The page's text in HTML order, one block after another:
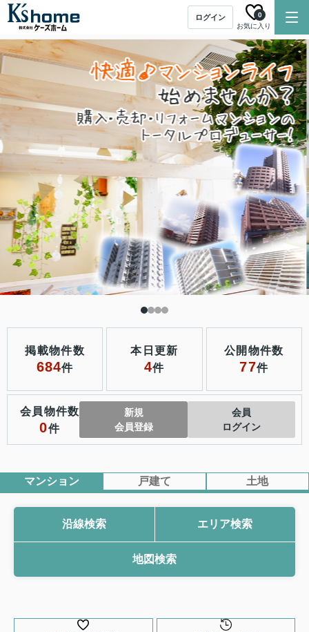
ログイン
お気に入り
0
掲載物件数
684件
本日更新
4件
公開物件数
77件
会員物件数
0件
新規
会員登録
会員
ログイン
マンション 戸建て 土地
沿線検索 エリア検索
地図検索